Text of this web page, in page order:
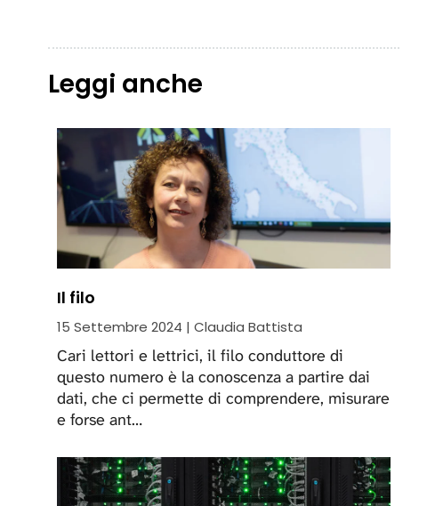
Leggi anche
Il filo
15 Settembre 2024 | Claudia Battista
Cari lettori e lettrici, il filo conduttore di
questo numero è la conoscenza a partire dai
dati, che ci permette di comprendere, misurare
e forse ant…